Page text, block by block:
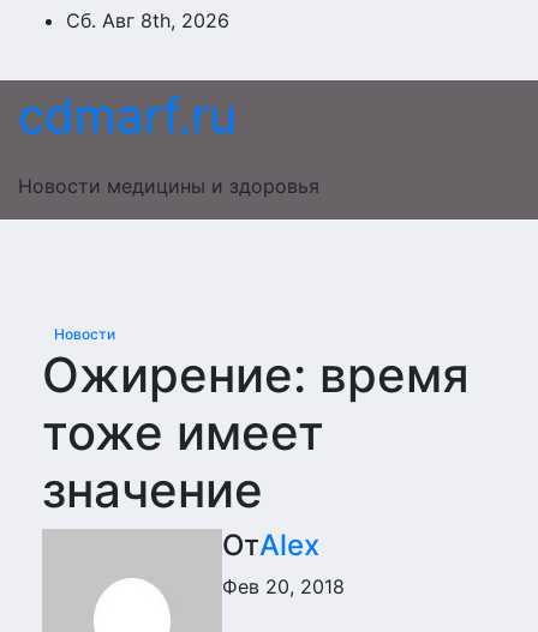
ПерейтиСб. Авг 8th, 2026
cdmarf.ru
Новости медицины и здоровья
Новости
Ожирение: время
тоже имеет
значение
ОтAlex
Фев 20, 2018